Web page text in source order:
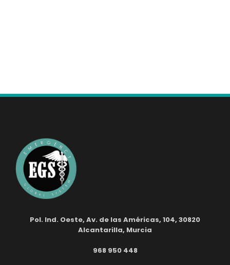
Pol. Ind. Oeste, Av. de las Américas, 104, 30820
Alcantarilla, Murcia
968 950 448